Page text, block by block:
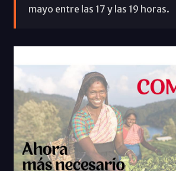
mayo entre las 17 y las 19 horas.